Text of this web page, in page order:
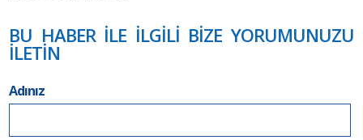
BU HABER İLE İLGİLİ BİZE YORUMUNUZU
İLETİN
Adınız